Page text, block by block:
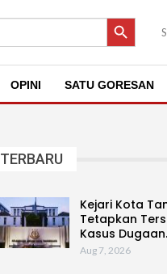
SEARCH BUTTON
OPINI SATU GORESAN
TERBARU
Kejari Kota
Tetapkan
Kasus
Aug 7, 2026